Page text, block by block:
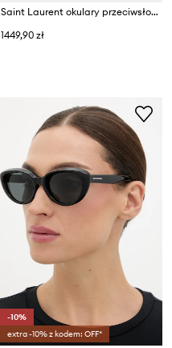
Saint Laurent okulary przeciwsłoneczne damskie
1449,90 zł
-10%
extra -10% z kodem: OFF*